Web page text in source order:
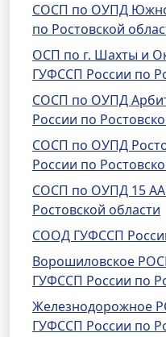
СОСП по ОУПД
по Ростовской
ОСП по г. Шахты и
ГУФССП России по
СОСП по ОУПД
России по
СОСП по ОУПД
России по
СОСП по ОУПД 15
Ростовской области
СООД ГУФССП
Ворошиловское
ГУФССП России по
Железнодорожное
ГУФССП России по